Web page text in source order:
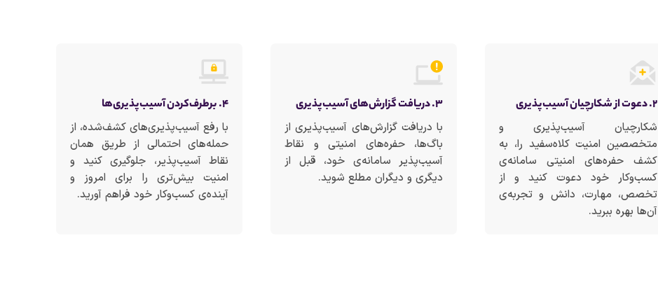
۲. دعوت از شکارچیان آسیب‌پذیری
شکارچیان آسیب‌پذیری و
متخصصین امنیت کلاه‌سفید را، به
کشف حفره‌های امنیتی سامانه‌ی
کسب‌وکار خود دعوت کنید و از
تخصص، مهارت، دانش و تجربه‌ی
آن‌ها بهره ببرید.
۳. دریافت گزارش‌های آسیب‌پذیری‌
با دریافت گزارش‌های آسیب‌پذیری از
باگ‌ها، حفره‌های امنیتی و نقاط
آسیب‌پذیر سامانه‌ی خود، قبل از
دیگری و دیگران مطلع شوید.
۴. برطرف‌کردن آسیب‌پذیری‌ها
با رفع آسیب‌پذیری‌های کشف‌شده، از
حمله‌های احتمالی از طریق همان
نقاط آسیب‌پذیر، جلوگیری کنید و
امنیت بیش‌تری را برای امروز و
آینده‌ی کسب‌وکار خود فراهم آورید.